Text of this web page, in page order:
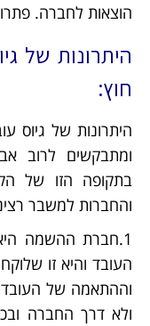
הוצאות לחברה.
היתרונות של
חוץ:
היתרונות של גיוס
ומתבקשים לרוב
בתקופה הזו של
והחברות למשבר
1.חברת ההשמה
העובד והיא זו
וההתאמה של
ולא דרך החברה